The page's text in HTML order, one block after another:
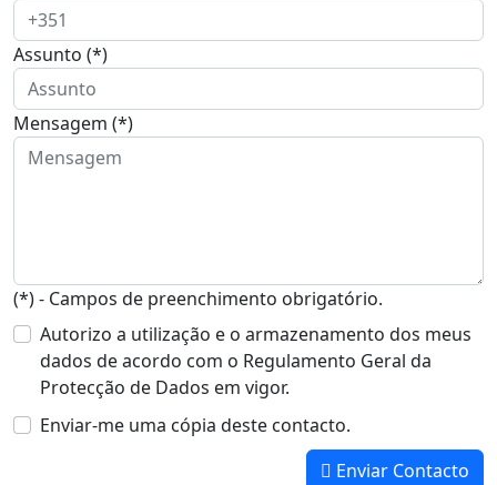
Assunto (*)
Mensagem (*)
(*) - Campos de preenchimento obrigatório.
Autorizo a utilização e o armazenamento dos meus
dados de acordo com o Regulamento Geral da
Protecção de Dados em vigor.
Enviar-me uma cópia deste contacto.
Enviar Contacto